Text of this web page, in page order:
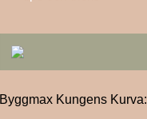
Byggmax Kungens Kurva: